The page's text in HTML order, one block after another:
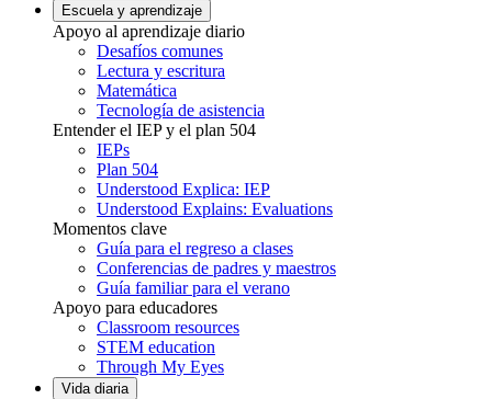
Escuela y aprendizaje
Apoyo al aprendizaje diario
Desafíos comunes
Lectura y escritura
Matemática
Tecnología de asistencia
Entender el IEP y el plan 504
IEPs
Plan 504
Understood Explica: IEP
Understood Explains: Evaluations
Momentos clave
Guía para el regreso a clases
Conferencias de padres y maestros
Guía familiar para el verano
Apoyo para educadores
Classroom resources
STEM education
Through My Eyes
Vida diaria